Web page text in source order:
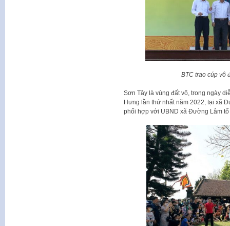
BTC trao cúp vô
Sơn Tây là vùng đất võ, trong ngày
Hưng lần thứ nhất năm 2022, tại xã
phối hợp với UBND xã Đường Lâm